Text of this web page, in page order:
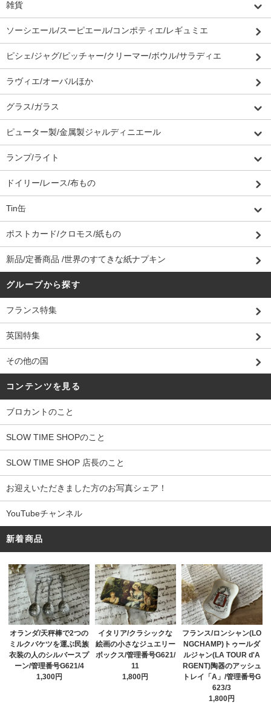
雑貨
ソーシエール/スーピエール/コンポティエ/レギュミエ
ピシェ/ジャグ/ピッチャー/クリーマー/ボウル/サラディエ
ラヴィエ/オーバルほか
グラス/ガラス
ピューター製/金属製ジャルディニエール
ランプ/ライト
ドイリー/レース/布もの
Tin缶
ポストカード/クロモス/紙もの
新品/定番商品 /世界のすてきな紙ナプキン
グループから探す
フランス特集
英国特集
その他の国
コンテンツを見る
ブロカントのこと
SLOW TIME SHOPのこと
SLOW TIME SHOP 店長のこと
お迎えいただきました方のお写真シェア！
YouTubeチャンネル
新着商品
オランダ/天秤棒で2つの
ミルクバケツを運ぶ民族
衣装の人のシルバースプ
ーン/管理番号G621/4
1,300円
イタリア/クラシックな
絵画の小さなジュエリー
ボックス/管理番号G621/
11
1,800円
フランス/ロンシャン(LO
NGCHAMP)トゥールダ
ルジャン(LA TOUR d'A
RGENT)陶器のアッシュ
トレイ「A」/管理番号G
623/3
1,800円